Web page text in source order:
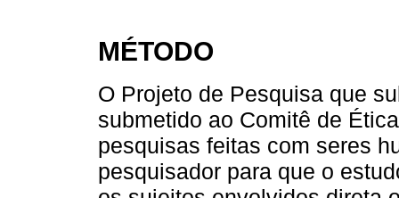
MÉTODO
O Projeto de Pesquisa que
submetido ao Comitê de
pesquisas feitas com seres
pesquisador para que o